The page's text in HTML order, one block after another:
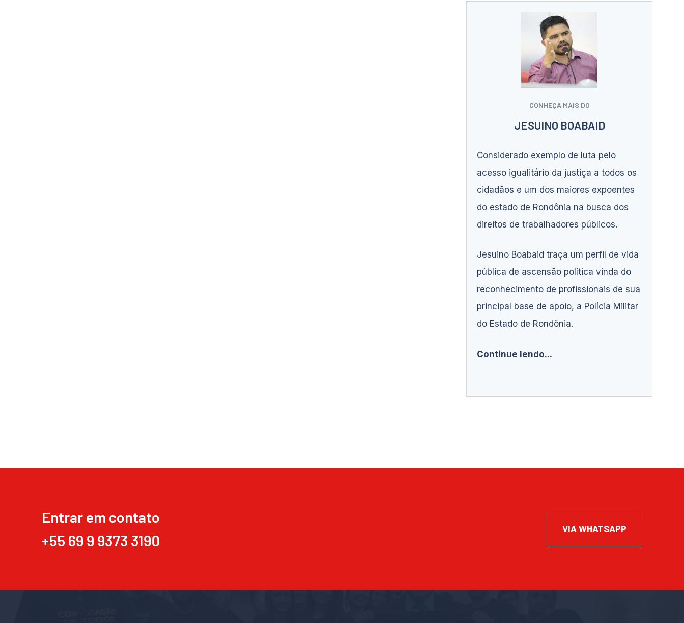
CONHEÇA MAIS DO
JESUINO BOABAID
Considerado exemplo de luta pelo
acesso igualitário da justiça a todos os
cidadãos e um dos maiores expoentes
do estado de Rondônia na busca dos
direitos de trabalhadores públicos.
Jesuino Boabaid traça um perfil de vida
pública de ascensão política vinda do
reconhecimento de profissionais de sua
principal base de apoio, a Polícia Militar
do Estado de Rondônia.
Continue lendo...
Entrar em contato
+55 69 9 9373 3190
VIA WHATSAPP